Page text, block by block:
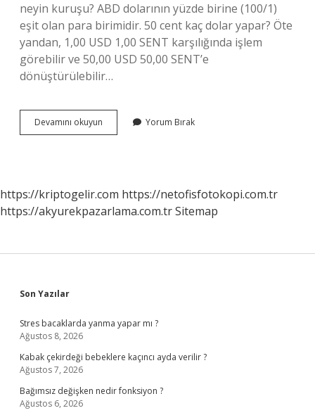
neyin kuruşu? ABD dolarının yüzde birine (100/1)
eşit olan para birimidir. 50 cent kaç dolar yapar? Öte
yandan, 1,00 USD 1,00 SENT karşılığında işlem
görebilir ve 50,00 USD 50,00 SENT’e
dönüştürülebilir…
Devamını okuyun
Cent
Yorum Bırak
https://kriptogelir.com https://netofisfotokopi.com.tr
https://akyurekpazarlama.com.trSitemap
Sidebar
Son Yazılar
Stres bacaklarda yanma yapar mı ?
Ağustos 8, 2026
Kabak çekirdeği bebeklere kaçıncı ayda verilir ?
Ağustos 7, 2026
Bağımsız değişken nedir fonksiyon ?
Ağustos 6, 2026